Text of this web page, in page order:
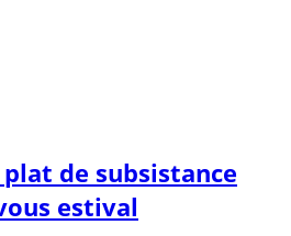
plat de subsistance
estival